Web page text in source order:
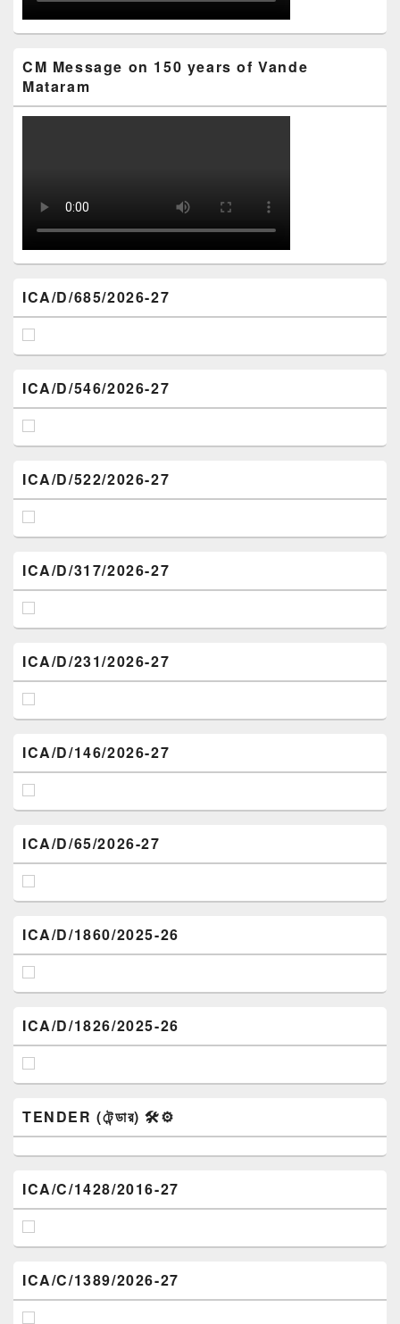
CM Message on 150 years of Vande
Mataram
ICA/D/685/2026-27
ICA/D/546/2026-27
ICA/D/522/2026-27
ICA/D/317/2026-27
ICA/D/231/2026-27
ICA/D/146/2026-27
ICA/D/65/2026-27
ICA/D/1860/2025-26
ICA/D/1826/2025-26
TENDER (টেন্ডার) 🛠️⚙️
ICA/C/1428/2016-27
ICA/C/1389/2026-27